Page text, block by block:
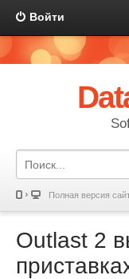
Войти
Полная версия
Outlast 2